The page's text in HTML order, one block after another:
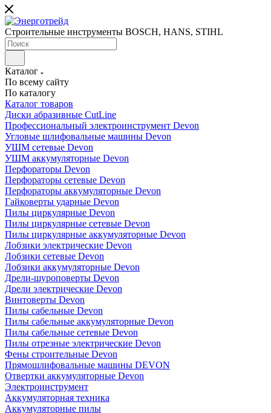
Строительные инструменты BOSCH, HANS, STIHL
Каталог
По всему сайту
По каталогу
Каталог товаров
Диски абразивные CutLine
Профессиональный электроинструмент Devon
Угловые шлифовальные машины Devon
УШМ сетевые Devon
УШМ аккумуляторные Devon
Перфораторы Devon
Перфораторы сетевые Devon
Перфораторы аккумуляторные Devon
Гайковерты ударные Devon
Пилы циркулярные Devon
Пилы циркулярные сетевые Devon
Пилы циркулярные аккумуляторные Devon
Лобзики электрические Devon
Лобзики сетевые Devon
Лобзики аккумуляторные Devon
Дрели-шуроповерты Devon
Дрели электрические Devon
Винтоверты Devon
Пилы сабельные Devon
Пилы сабельные аккумуляторные Devon
Пилы сабельные сетевые Devon
Пилы отрезные электрические Devon
Фены строительные Devon
Прямошлифовальные машины DEVON
Отвертки аккумуляторные Devon
Электроинструмент
Аккумуляторная техника
Аккумуляторные пилы